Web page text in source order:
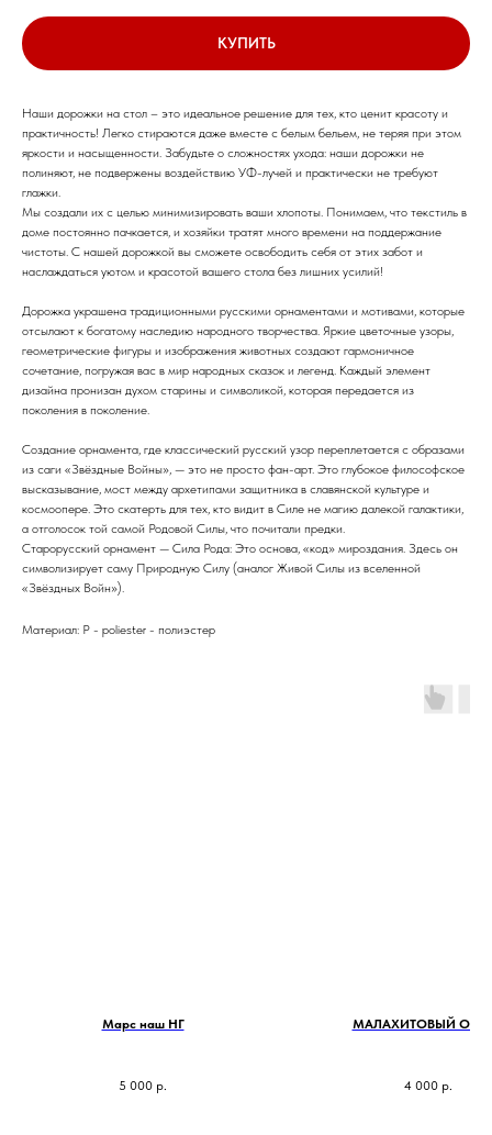
КУПИТЬ
Наши дорожки на стол – это идеальное решение для тех, кто ценит красоту и
практичность! Легко стираются даже вместе с белым бельем, не теряя при этом
яркости и насыщенности. Забудьте о сложностях ухода: наши дорожки не
полиняют, не подвержены воздействию УФ-лучей и практически не требуют
глажки.
Мы создали их с целью минимизировать ваши хлопоты. Понимаем, что текстиль в
доме постоянно пачкается, и хозяйки тратят много времени на поддержание
чистоты. С нашей дорожкой вы сможете освободить себя от этих забот и
наслаждаться уютом и красотой вашего стола без лишних усилий!
Дорожка украшена традиционными русскими орнаментами и мотивами, которые
отсылают к богатому наследию народного творчества. Яркие цветочные узоры,
геометрические фигуры и изображения животных создают гармоничное
сочетание, погружая вас в мир народных сказок и легенд. Каждый элемент
дизайна пронизан духом старины и символикой, которая передается из
поколения в поколение.
Создание орнамента, где классический русский узор переплетается с образами
из саги «Звёздные Войны», — это не просто фан-арт. Это глубокое философское
высказывание, мост между архетипами защитника в славянской культуре и
космоопере. Это скатерть для тех, кто видит в Силе не магию далекой галактики,
а отголосок той самой Родовой Силы, что почитали предки.
Старорусский орнамент — Сила Рода: Это основа, «код» мироздания. Здесь он
символизирует саму Природную Силу (аналог Живой Силы из вселенной
«Звёздных Войн»).
Материал: P - poliester - полиэстер
Марс наш НГ
5 000 р.
МАЛАХИТОВЫЙ
4 000 р.